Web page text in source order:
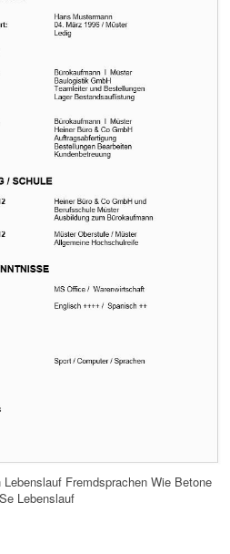
Fremdsprachen Wie Betone
Lebenslauf